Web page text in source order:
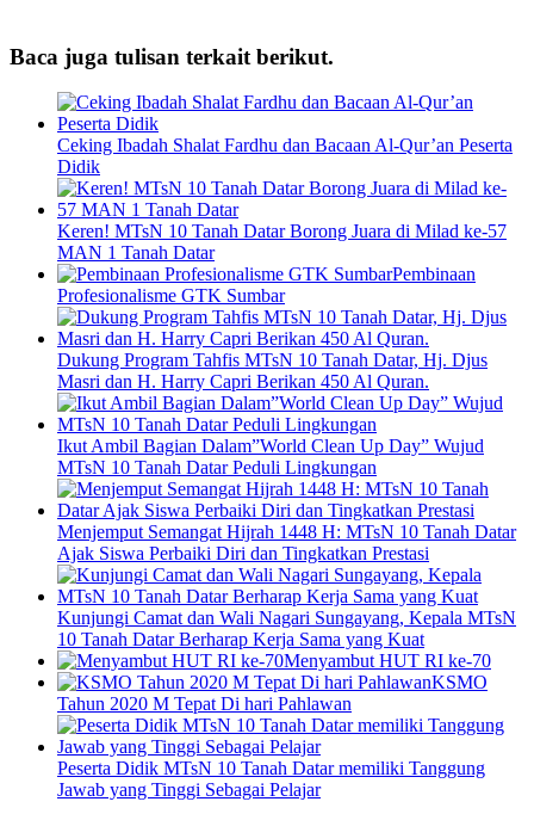
Baca juga tulisan terkait berikut.
Ceking Ibadah Shalat Fardhu dan Bacaan Al-Qur’an Peserta
Didik
Keren! MTsN 10 Tanah Datar Borong Juara di Milad ke-57
MAN 1 Tanah Datar
Pembinaan
Profesionalisme GTK Sumbar
Dukung Program Tahfis MTsN 10 Tanah Datar, Hj. Djus
Masri dan H. Harry Capri Berikan 450 Al Quran.
Ikut Ambil Bagian Dalam”World Clean Up Day” Wujud
MTsN 10 Tanah Datar Peduli Lingkungan
Menjemput Semangat Hijrah 1448 H: MTsN 10 Tanah Datar
Ajak Siswa Perbaiki Diri dan Tingkatkan Prestasi
Kunjungi Camat dan Wali Nagari Sungayang, Kepala MTsN
10 Tanah Datar Berharap Kerja Sama yang Kuat
Menyambut HUT RI ke-70
KSMO
Tahun 2020 M Tepat Di hari Pahlawan
Peserta Didik MTsN 10 Tanah Datar memiliki Tanggung
Jawab yang Tinggi Sebagai Pelajar